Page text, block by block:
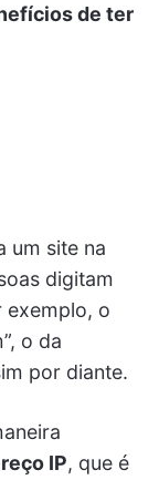
de ter
um site na
digitam
exemplo, o
o da
por diante.
IP, que é